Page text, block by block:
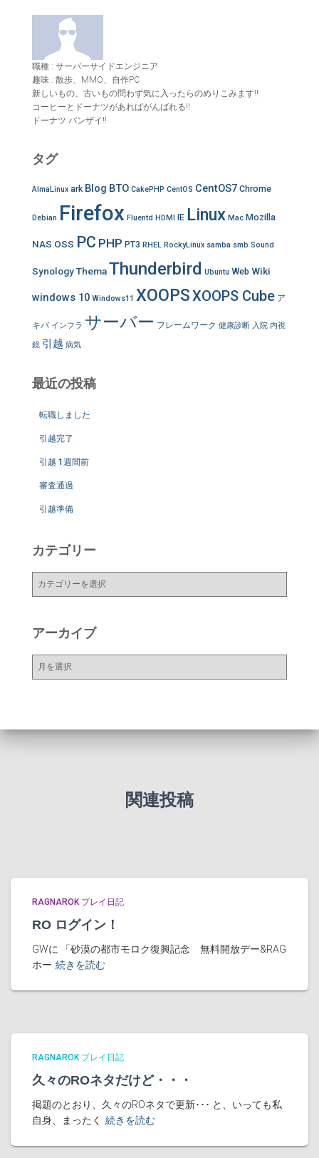
職種 : サーバーサイドエンジニア
趣味 : 散歩、MMO、自作PC
新しいもの、古いもの問わず気に入ったらのめりこみます!!
コーヒーとドーナツがあればがんばれる!!
ドーナツ バンザイ!!
タグ
AlmaLinux ark Blog BTO CakePHP CentOS CentOS7 Chrome
Debian Firefox Fluentd HDMI IE Linux Mac Mozilla
NAS OSS PC PHP PT3 RHEL RockyLinux samba smb Sound
SynologyThemaThunderbird Ubuntu Web Wiki
windows 10 Windows11 XOOPSXOOPS Cube ア
キバ インフラ サーバー フレームワーク 健康診断 入院 内視
鏡 引越 病気
最近の投稿
転職しました
引越完了
引越 1週間前
審査通過
引越準備
カテゴリー
ー
アーカイブ
ー
関連投稿
RAGNAROK プレイ日記
RO ログイン！
GWに 「砂漠の都市モロク復興記念 無料開放デー&RAG
ホー 続きを読む
RAGNAROK プレイ日記
久々のROネタだけど・・・
掲題のとおり、久々のROネタで更新･･･ と、いっても私
自身、まったく
続きを読む